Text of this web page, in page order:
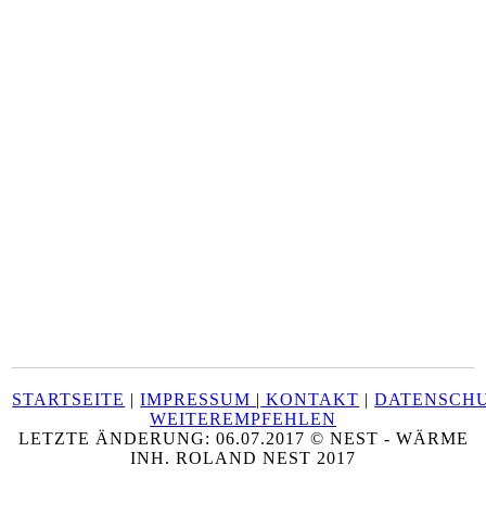
STARTSEITE |IMPRESSUM | KONTAKT |
WEITEREMPFEHLEN
LETZTE ÄNDERUNG: 06.07.2017 © NEST - WÄRME
INH. ROLAND NEST 2017